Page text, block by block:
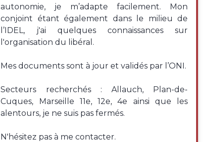
autonomie, je m’adapte facilement. Mon
conjoint étant également dans le milieu de
l’IDEL, j'ai quelques connaissances sur
l'organisation du libéral.
Mes documents sont à jour et validés par l’ONI.
Secteurs recherchés : Allauch, Plan-de-
Cuques, Marseille 11e, 12e, 4e ainsi que les
alentours, je ne suis pas fermés.
N'hésitez pas à me contacter.